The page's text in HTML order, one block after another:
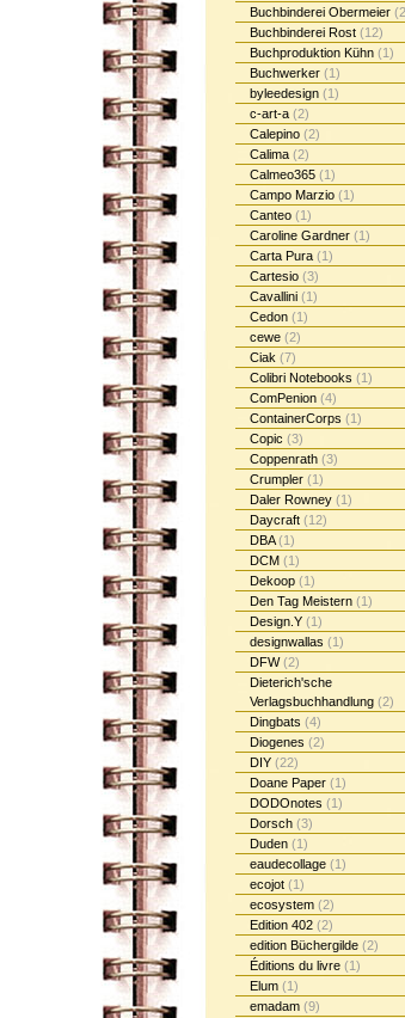
Buchbinderei Obermeier
Buchbinderei Rost (12)
Buchproduktion Kühn (1)
Buchwerker (1)
byleedesign (1)
c-art-a (2)
Calepino (2)
Calima (2)
Calmeo365 (1)
Campo Marzio (1)
Canteo (1)
Caroline Gardner (1)
Carta Pura (1)
Cartesio (3)
Cavallini (1)
Cedon (1)
cewe (2)
Ciak (7)
Colibri Notebooks (1)
ComPenion (4)
ContainerCorps (1)
Copic (3)
Coppenrath (3)
Crumpler (1)
Daler Rowney (1)
Daycraft (12)
DBA(1)
DCM (1)
Dekoop (1)
Den Tag Meistern (1)
Design.Y (1)
designwallas (1)
DFW(2)
Dieterich'sche
Verlagsbuchhandlung (2)
Dingbats (4)
Diogenes (2)
DIY (22)
Doane Paper (1)
DODOnotes (1)
Dorsch (3)
Duden (1)
eaudecollage (1)
ecojot (1)
ecosystem (2)
Edition 402 (2)
edition Büchergilde (2)
Éditions du livre (1)
Elum (1)
emadam (9)